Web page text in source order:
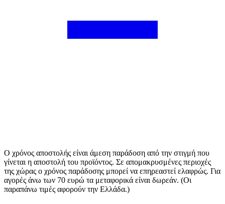
Ο χρόνος αποστολής είναι άμεση παράδοση από την στιγμή που
γίνεται η αποστολή του προϊόντος. Σε απομακρυσμένες περιοχές
της χώρας ο χρόνος παράδοσης μπορεί να επηρεαστεί ελαφρώς. Για
αγορές άνω των 70 ευρώ τα μεταφορικά είναι δωρεάν. (Οι
παραπάνω τιμές αφορούν την Ελλάδα.)